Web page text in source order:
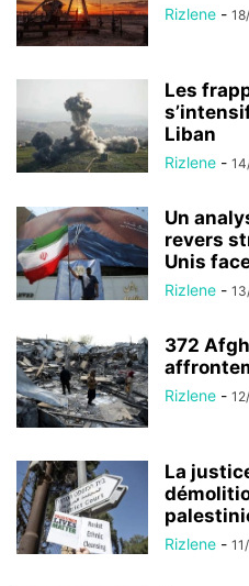
Rizlene -
Les
Liban
Rizlene -
Un
revers
Unis
Rizlene -
372
Rizlene -
La
Rizlene -